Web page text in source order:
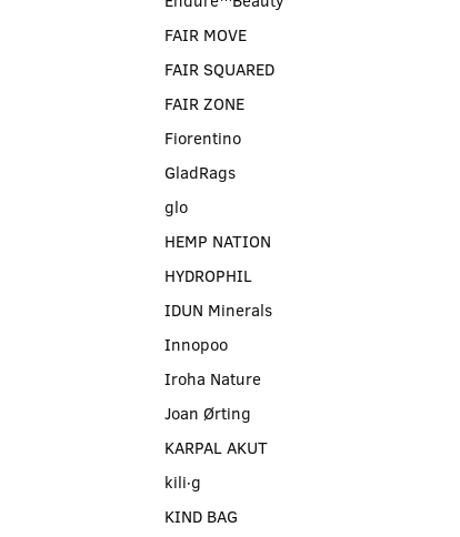
FAIR MOVE
FAIR SQUARED
FAIR ZONE
Fiorentino
GladRags
glo
HEMP NATION
HYDROPHIL
IDUN Minerals
Innopoo
Iroha Nature
Joan Ørting
KARPAL AKUT
kili∙g
KIND BAG